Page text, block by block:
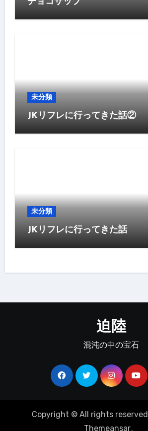
未分類
JKリフレに行ってきた話②
未分類
JKリフレに行ってきた話
迫陸
混沌の中の宝石
Copyright © All rights reserved
Themeansar。